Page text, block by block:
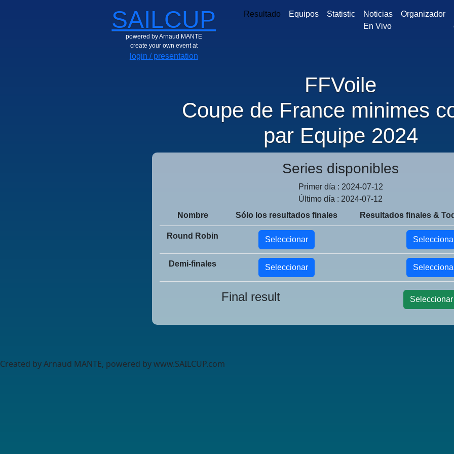
SAILCUP
powered by Arnaud MANTE
create your own event at
login / presentation
Resultado Equipos Statistic
Noticias
En Vivo
Organizador
FFVoile
Coupe de France minimes
par Equipe 2024
Series disponibles
Primer día : 2024-07-12
Último día : 2024-07-12
Nombre
Sólo los resultados finales Resultados finales &
Round Robin Seleccionar
Demi-finales Seleccionar
Final result Seleccionar
Created by Arnaud MANTE, powered by www.SAILCUP.com